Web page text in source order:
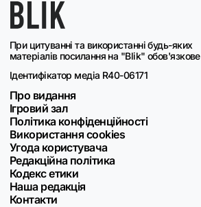
При цитуванні та використанні будь-яких
матеріалів посилання на "Blik" обов'язкове
Ідентифікатор медіа R40-06171
Про видання
Ігровий зал
Політика конфіденційності
Використання cookies
Угода користувача
Редакційна політика
Кодекс етики
Наша редакція
Контакти